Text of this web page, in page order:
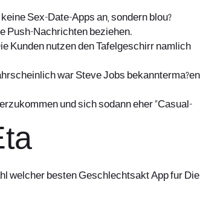
Sex-Date-Apps an, sondern blou?
Push-Nachrichten beziehen.
Kunden nutzen den Tafelgeschirr namlich
war Steve Jobs bekannterma?en
und sich sodann eher “Casual-
welcher besten Geschlechtsakt App fur Die